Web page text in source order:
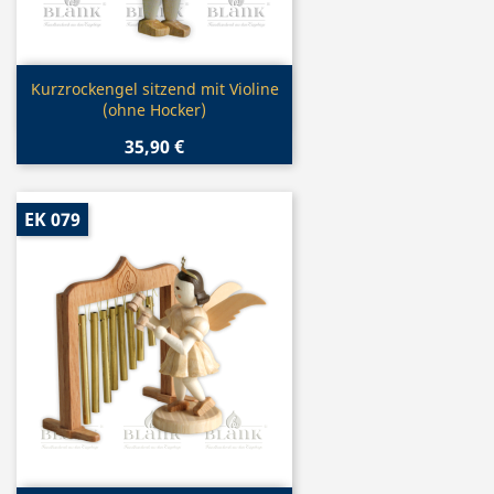
Vorschau
Kurzrockengel sitzend mit Violine
(ohne Hocker)
35,90 €
EK 079